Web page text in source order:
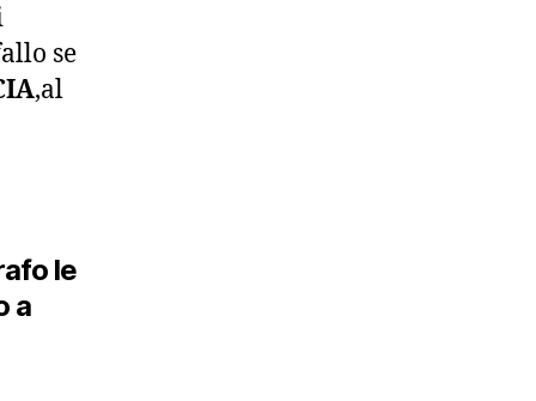
se
,al
le
a